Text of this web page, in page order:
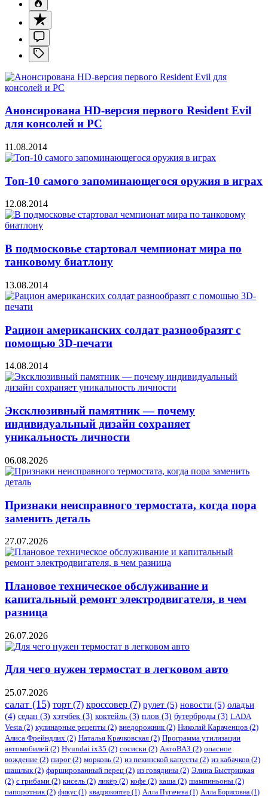
Анонсирована HD-версия первого Resident Evil
для консолей и PC
11.08.2014
Топ-10 самого запоминающегося оружия в играх
12.08.2014
В подмосковье стартовал чемпионат мира по
танковому биатлону
13.08.2014
Рацион американских солдат разнообразят с
помощью 3D-печати
14.08.2014
Эксклюзивный памятник — почему
индивидуальный дизайн сохраняет
уникальность личности
06.08.2026
Признаки неисправного термостата, когда пора
заменить деталь
27.07.2026
Плановое техническое обслуживание и
капитальный ремонт электродвигателя, в чем
разница
26.07.2026
Для чего нужен термостат в легковом авто
25.07.2026
салат (15) торт (7) кроссовер (7) рулет (5) новости (5) оладьи
(4) седан (3) хэтчбек (3) коктейль (3) плов (3) бутерброды (3) LADA
Vesta (2) кулинарные рецепты (2) внедорожник(2) Николай Караченцов (2)
Алиса Фрейндлих (2) Наталья Крачковская (2) Программа утилизации
автомобилей (2) ​Hyundai ix35 (2) сосиски (2) АвтоВАЗ (2) опасное
вождение (2) пирог (2) морковь (2) из пекинской капусты (2) из кабачков (2)
шашлык(2) фаршированный перец (2) из говядины (2) Элина Быстрицкая
(2) с грибами (2) кисель (2) ликёр (2) кофе (2) каша (2) шампиньоны (2)
папоротник(2) фикус (1) квадрокоптер (1) Алла Пугачева (1) Алла Борисовна (1)